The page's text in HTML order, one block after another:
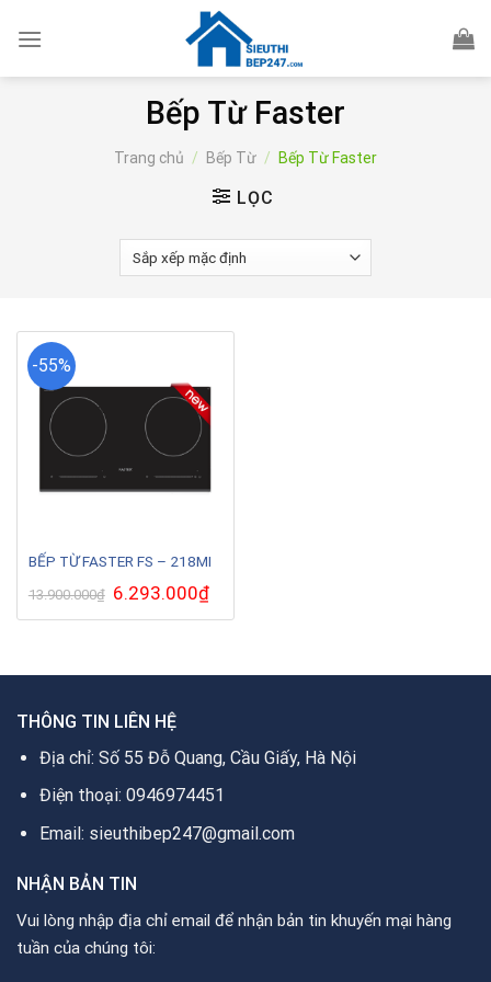
Bếp Từ Faster
Trang chủ / Bếp Từ / Bếp Từ Faster
LỌC
-55%
BẾP TỪ FASTER FS – 218MI
13.900.000₫ Giá
gốc
là:
6.293.000₫Giá
hiện
tại
THÔNG TIN LIÊN HỆ
Địa chỉ: Số 55 Đỗ Quang, Cầu Giấy, Hà Nội
Điện thoại: 0946974451
Email: sieuthibep247@gmail.com
NHẬN BẢN TIN
Vui lòng nhập địa chỉ email để nhận bản tin khuyến mại hàng
tuần của chúng tôi: